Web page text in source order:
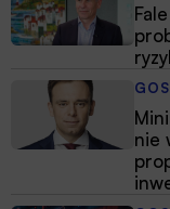
nie